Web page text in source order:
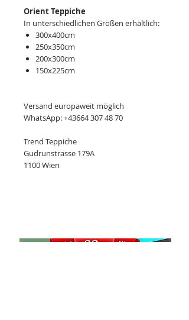
Orient Teppiche
In unterschiedlichen Größen erhältlich:
300x400cm
250x350cm
200x300cm
150x225cm
Versand europaweit möglich
WhatsApp: +43664 307 48 70
Trend Teppiche
Gudrunstrasse 179A
1100 Wien
Neu